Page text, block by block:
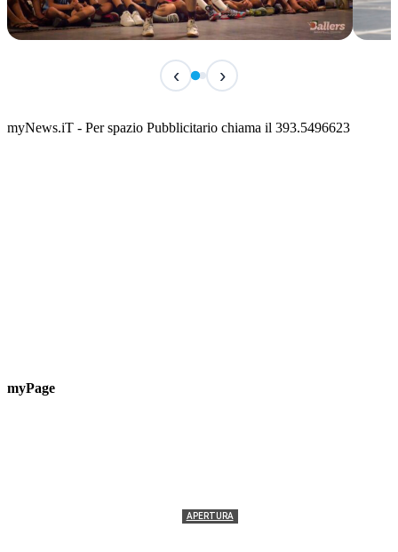
Classic Contest 3vs3 Memorial Michele
📅 6 Agosto 2026 · 09:00 · 📍 Lungomare C. Colombo
‹ ›
myNews.iT - Per spazio Pubblicitario chiama il 393.5496623
myPage
APERTURA